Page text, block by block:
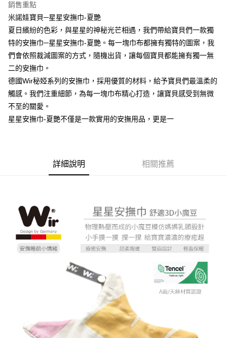
宅配
每筆NT$80，滿NT$500(含以上)免運費
臺灣離島-金、馬、澎
每筆NT$100，滿NT$1,000(含以上)免運費
銷售重點
米諾娃寶貝─星星安撫巾-夏艷
夏日繽紛的色彩，與星星的神秘光芒相遇，我們帶給寶貝們一款獨
特的安撫巾─星星安撫巾-夏艷。每一塊巾布都擁有獨特的圖案，我
們會依照裁減圖案的方式，隨機出貨，讓每個寶貝都能擁有獨一無
二的安撫巾。
德國Wir秘婭系列的安撫巾，採用優質的材料，給予寶貝們最溫柔的
觸感。我們注重細節，為每一塊巾布精心打造，讓寶貝感受到無微
不至的關愛。
星星安撫巾-夏艷不僅是一款實用的安撫用品，更是一
詳細說明 相關推薦